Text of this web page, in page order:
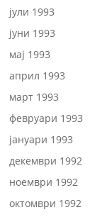
јули 1993
јуни 1993
мај 1993
април 1993
март 1993
февруари 1993
јануари 1993
декември 1992
ноември 1992
октомври 1992